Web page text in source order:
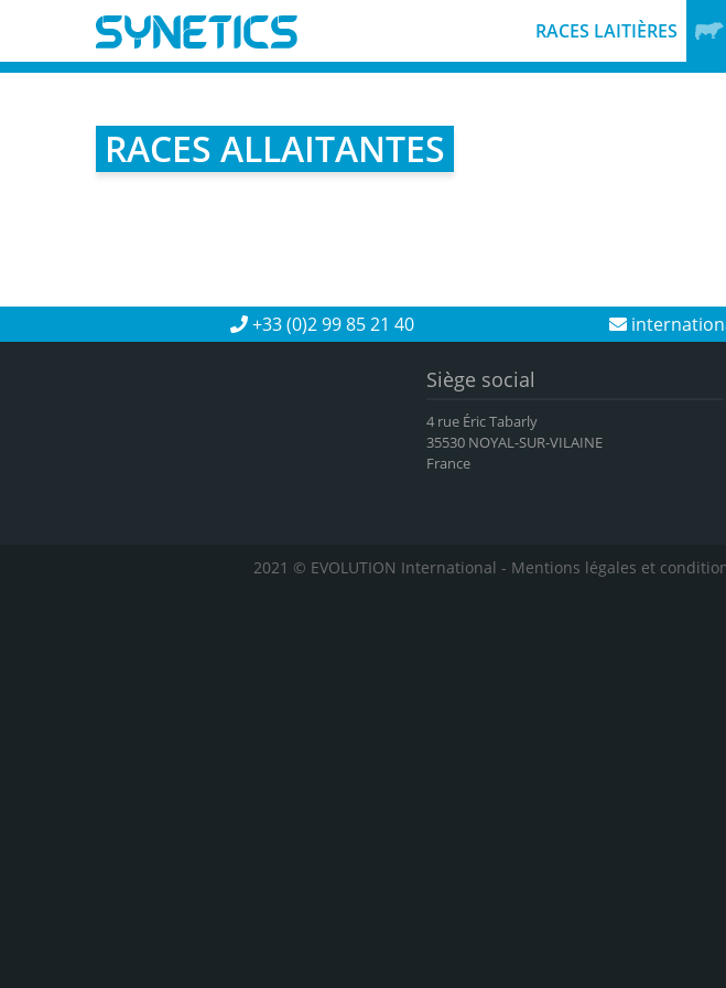
RACES LAITIÈRES
RACES ALLAITANTES
+33 (0)2 99 85 21 40
Siège social
4 rue Éric Tabarly
35530 NOYAL-SUR-VILAINE
France
2021 © EVOLUTION International - Mentions légales et